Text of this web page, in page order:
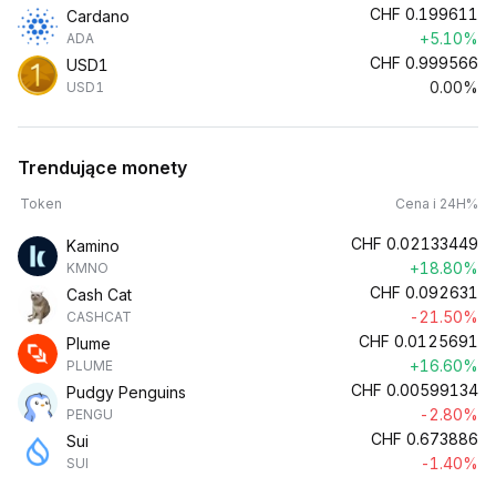
Cardano
ADA
CHF 0.199611
+5.10%
USD1
USD1
CHF 0.999566
0.00%
Trendujące monety
Token Cena i 24H%
Kamino
KMNO
CHF 0.02133449
+18.80%
Cash Cat
CASHCAT
CHF 0.092631
-21.50%
Plume
PLUME
CHF 0.0125691
+16.60%
Pudgy Penguins
PENGU
CHF 0.00599134
-2.80%
Sui
SUI
CHF 0.673886
-1.40%